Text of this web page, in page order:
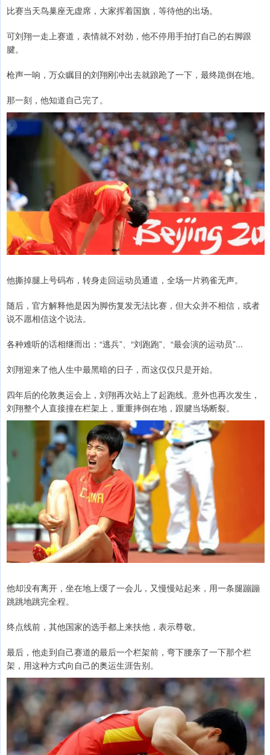
比赛当天鸟巢座无虚席，大家挥着国旗，等待他的出场。
可刘翔一走上赛道，表情就不对劲，他不停用手拍打自己的右脚跟
腱。
枪声一响，万众瞩目的刘翔刚冲出去就踉跄了一下，最终跪倒在地。
那一刻，他知道自己完了。
他撕掉腿上号码布，转身走回运动员通道，全场一片鸦雀无声。
随后，官方解释他是因为脚伤复发无法比赛，但大众并不相信，或者
说不愿相信这个说法。
各种难听的话相继而出：“逃兵”、“刘跑跑”、“最会演的运动员”...
刘翔迎来了他人生中最黑暗的日子，而这仅仅只是开始。
四年后的伦敦奥运会上，刘翔再次站上了起跑线。意外也再次发生，
刘翔整个人直接撞在栏架上，重重摔倒在地，跟腱当场断裂。
他却没有离开，坐在地上缓了一会儿，又慢慢站起来，用一条腿蹦蹦
跳跳地跳完全程。
终点线前，其他国家的选手都上来扶他，表示尊敬。
最后，他走到自己赛道的最后一个栏架前，弯下腰亲了一下那个栏
架，用这种方式向自己的奥运生涯告别。